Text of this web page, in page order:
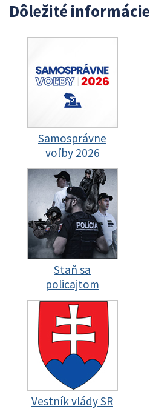
Dôležité informácie
Samosprávne
voľby 2026
Staň sa
policajtom
Vestník vlády SR